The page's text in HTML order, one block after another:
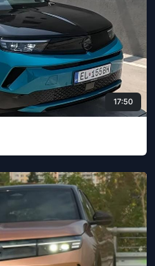
17:50